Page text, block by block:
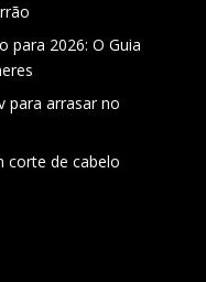
para 2026: O Guia
para arrasar no
corte de cabelo